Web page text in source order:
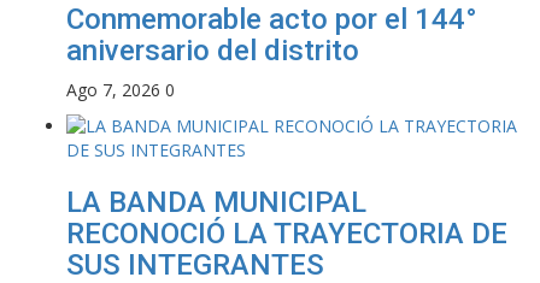
Conmemorable acto por el 144°
aniversario del distrito
Ago 7, 2026 0
LA BANDA MUNICIPAL
RECONOCIÓ LA TRAYECTORIA DE
SUS INTEGRANTES